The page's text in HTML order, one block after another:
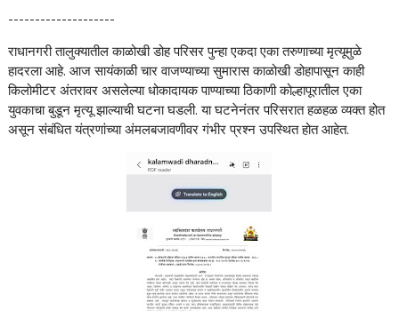
--------------------
राधानगरी तालुक्यातील काळोखी डोह परिसर पुन्हा एकदा एका तरुणाच्या मृत्यूमुळे
हादरला आहे. आज सायंकाळी चार वाजण्याच्या सुमारास काळोखी डोहापासून काही
किलोमीटर अंतरावर असलेल्या धोकादायक पाण्याच्या ठिकाणी कोल्हापूरातील एका
युवकाचा बुडून मृत्यू झाल्याची घटना घडली. या घटनेनंतर परिसरात हळहळ व्यक्त होत
असून संबंधित यंत्रणांच्या अंमलबजावणीवर गंभीर प्रश्न उपस्थित होत आहेत.